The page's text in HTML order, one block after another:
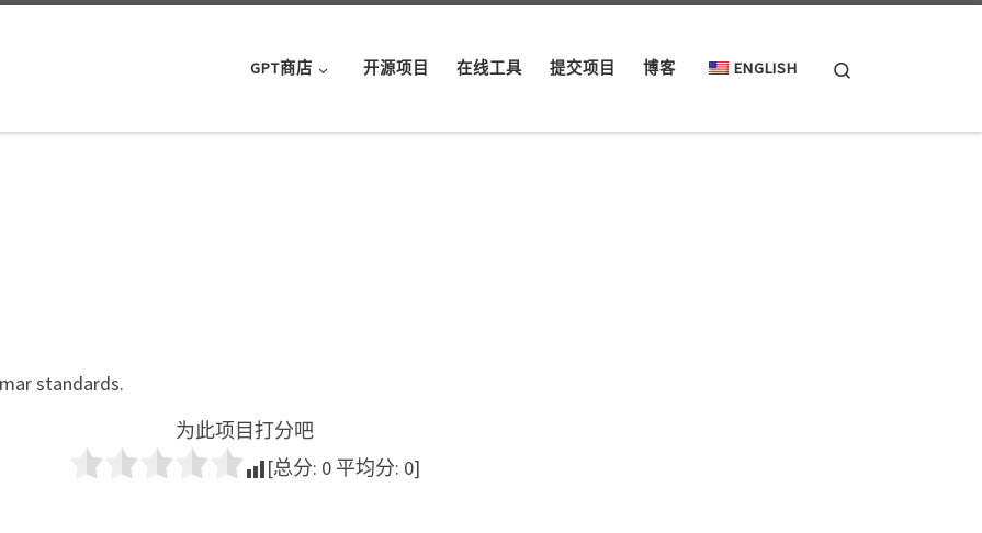
GPT商店 开源项目 在线工具 提交项目 博客 ENGLISH
standards.
为此项目打分吧
[总分: 0 平均分: 0]